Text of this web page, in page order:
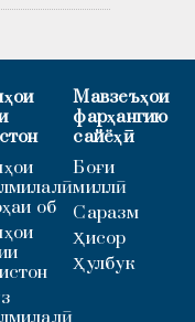
об
Мавзеъҳои
фарҳангию
сайёҳӣ
Боғи
миллӣ
Саразм
Ҳисор
Ҳулбук